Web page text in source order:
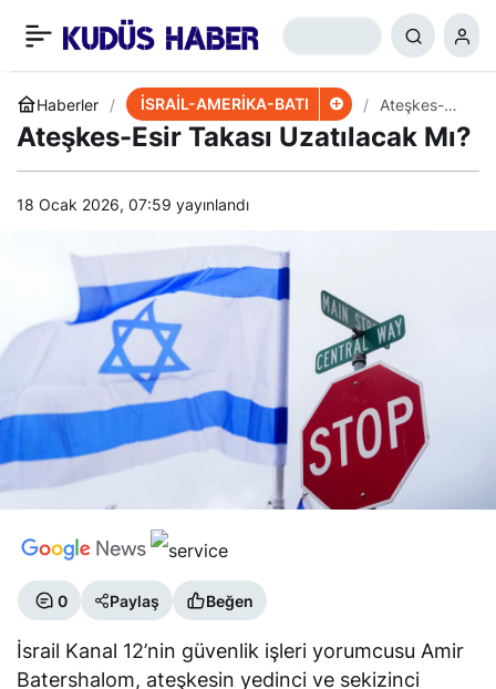
Haberler İSRAİL-AMERİKA-BATI
Ateşkes-
Esir Takası
Uzatılacak
Ateşkes-Esir Takası Uzatılacak Mı?
18 Ocak 2026, 07:59 yayınlandı
0 Paylaş Beğen
İsrail Kanal 12’nin güvenlik işleri yorumcusu Amir
Batershalom, ateşkesin yedinci ve sekizinci
İsrai’de Savaş Bakanına
Hizbullah Tepkisi
+ 0 Paylaş